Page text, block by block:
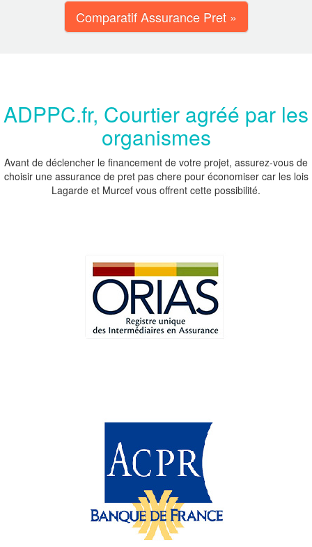
Comparatif Assurance Pret »
ADPPC.fr, Courtier agréé par les
organismes
Avant de déclencher le financement de votre projet, assurez-vous de
choisir une assurance de pret pas chere pour économiser car les lois
Lagarde et Murcef vous offrent cette possibilité.